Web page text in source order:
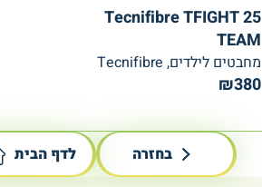
Tecnifibre TFIGHT 25
TEAM
מחבטים לילדים, Tecnifibre
₪380
בחזרה לדף הבית